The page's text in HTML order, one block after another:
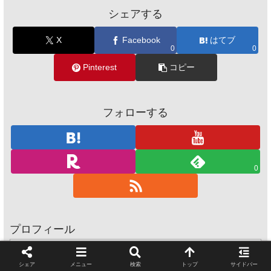
シェアする
X Facebook
0
はてブ
0
Pinterest コピー
フォローする
0
プロフィール
この記事を書いた人
シェア メニュー 検索 トップ サイドバー